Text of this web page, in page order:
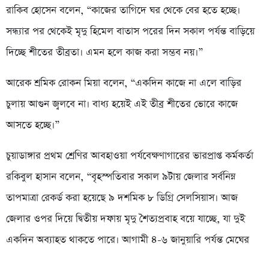
রাকিব হোসেন বলেন, “কাজের তাগিদে ঘর থেকে বের হতে হচ্ছে।
সন্ধ্যার পর থেকেই মৃদু হিমেল বাতাস পরের দিন সকাল পর্যন্ত বাড়িয়ে
দিচ্ছে শীতের তীব্রতা। এমন হলে কাজ করা সম্ভব নয়।”
আরেক শ্রমিক রোকন মিয়া বলেন, “একদিন কাজে না এলে বাড়ির
চুলায় আগুন জ্বলবে না। বাধ্য হয়েই এই তীব্র শীতের ভোরে কাজে
আসতে হচ্ছে।”
চুয়াডাঙ্গার প্রথম শ্রেণির আবহাওয়া পর্যবেক্ষণাগারের ভারপ্রাপ্ত কর্মকর্তা
রকিবুল হাসান বলেন, “বৃহস্পতিবার সকাল ৯টায় জেলার সর্বনিম্ন
তাপমাত্রা রেকর্ড করা হয়েছে ৯ দশমিক ৮ ডিগ্রি সেলসিয়াস। আজ
জেলার ওপর দিয়ে দ্বিতীয় দফায় মৃদু শৈত্যপ্রবাহ বয়ে যাচ্ছে, যা দুই
একদিন অব্যাহত থাকতে পারে। আগামী ৪-৬ জানুয়ারি পর্যন্ত মেঘের